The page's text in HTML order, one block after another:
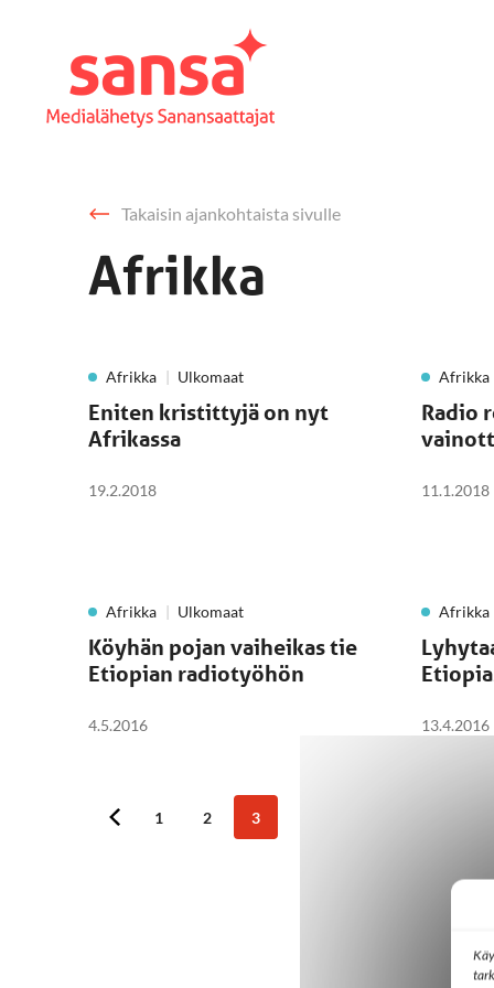
Takaisin ajankohtaista sivulle
Afrikka
Afrikka Ulkomaat
Eniten kristittyjä on nyt
Afrikassa
19.2.2018
Afrikka
Radio
11.1.2018
Afrikka Ulkomaat
Köyhän pojan vaiheikas tie
Etiopian radiotyöhön
4.5.2016
Afrikka
13.4.2016
1 2 3